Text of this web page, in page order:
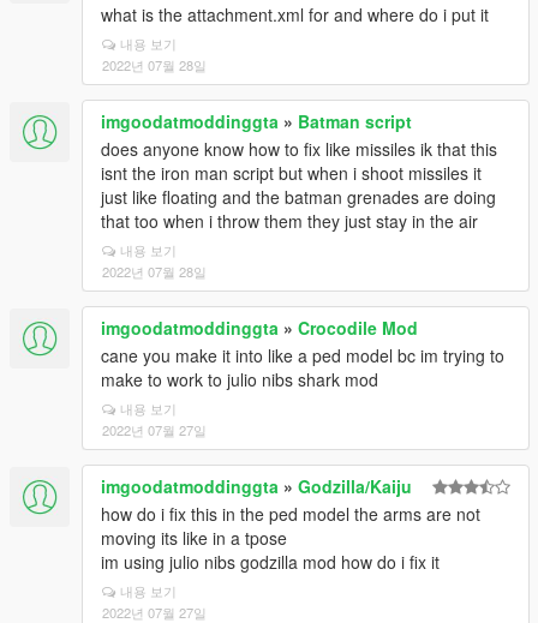
what is the attachment.xml for and where do i put it
내용 보기
2022년 07월 28일
imgoodatmoddinggta » Batman script
does anyone know how to fix like missiles ik that this
isnt the iron man script but when i shoot missiles it
just like floating and the batman grenades are doing
that too when i throw them they just stay in the air
내용 보기
2022년 07월 28일
imgoodatmoddinggta » Crocodile Mod
cane you make it into like a ped model bc im trying to
make to work to julio nibs shark mod
내용 보기
2022년 07월 27일
imgoodatmoddinggta » Godzilla/Kaiju
how do i fix this in the ped model the arms are not
moving its like in a tpose
im using julio nibs godzilla mod how do i fix it
내용 보기
2022년 07월 27일